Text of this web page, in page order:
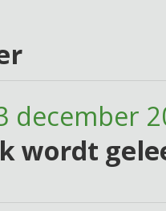
december
wordt